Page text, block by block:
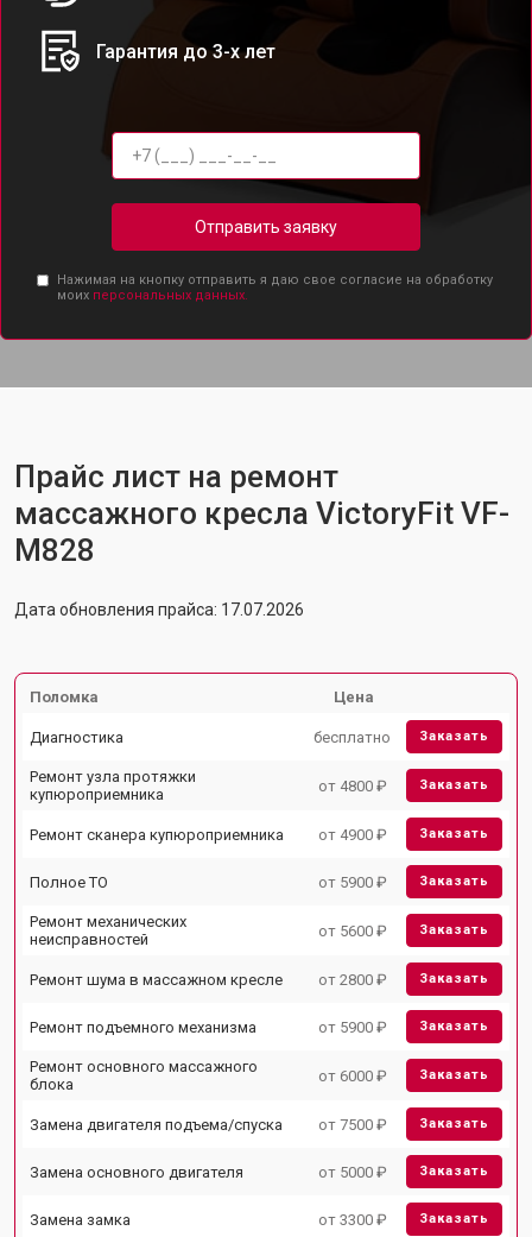
Гарантия до 3-х лет
Отправить заявку
Нажимая на кнопку отправить я даю свое согласие на обработку
моих персональных данных.
Прайс лист на ремонт
массажного кресла VictoryFit VF-
M828
Дата обновления прайса: 17.07.2026
Поломка Цена
Диагностика бесплатно Заказать
Ремонт узла протяжки
купюроприемника
от 4800 ₽ Заказать
Ремонт сканера купюроприемника от 4900 ₽ Заказать
Полное ТО от 5900 ₽ Заказать
Ремонт механических
неисправностей
от 5600 ₽ Заказать
Ремонт шума в массажном кресле от 2800 ₽ Заказать
Ремонт подъемного механизма от 5900 ₽ Заказать
Ремонт основного массажного
блока
от 6000 ₽ Заказать
Замена двигателя подъема/спуска от 7500 ₽ Заказать
Замена основного двигателя от 5000 ₽ Заказать
Замена замка от 3300 ₽ Заказать